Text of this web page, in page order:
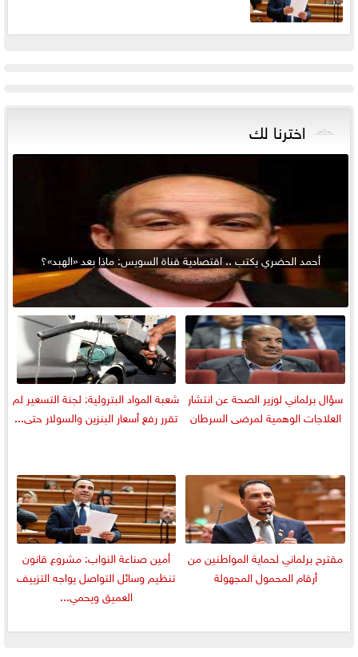
اخترنا لك
أحمد الحضري يكتب .. اقتصادية قناة السويس: ماذا بعد «الهبد»؟
سؤال برلماني لوزير الصحة عن انتشار
العلاجات الوهمية لمرضى السرطان
شعبة المواد البترولية: لجنة التسعير لم
تقرر رفع أسعار البنزين والسولار حتى...
مقترح برلماني لحماية المواطنين من
أرقام المحمول المجهولة
أمين صناعة النواب: مشروع قانون
تنظيم وسائل التواصل يواجه التزييف
العميق ويحمي...